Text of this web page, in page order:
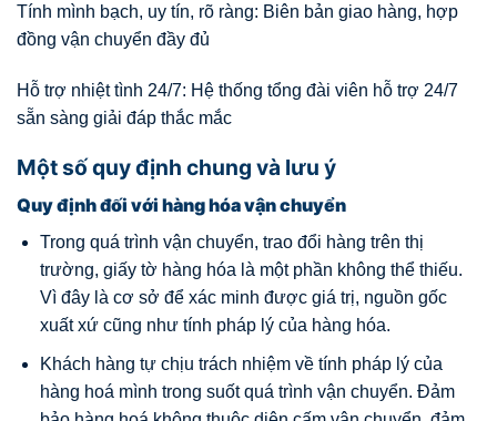
Tính mình bạch, uy tín, rõ ràng: Biên bản giao hàng, hợp
đồng vận chuyển đầy đủ
Hỗ trợ nhiệt tình 24/7: Hệ thống tổng đài viên hỗ trợ 24/7
sẵn sàng giải đáp thắc mắc
Một số quy định chung và lưu ý
Quy định đối với hàng hóa vận chuyển
Trong quá trình vận chuyển, trao đổi hàng trên thị
trường, giấy tờ hàng hóa là một phần không thể thiếu.
Vì đây là cơ sở để xác minh được giá trị, nguồn gốc
xuất xứ cũng như tính pháp lý của hàng hóa.
Khách hàng tự chịu trách nhiệm về tính pháp lý của
hàng hoá mình trong suốt quá trình vận chuyển. Đảm